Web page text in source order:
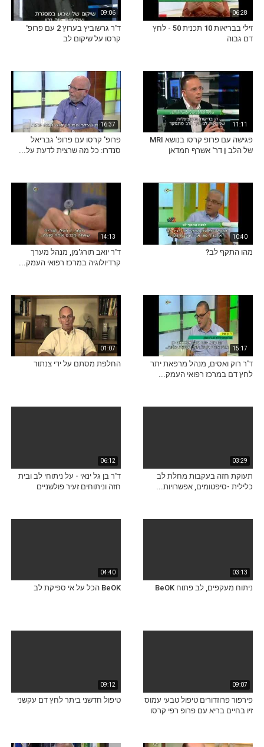
06:28
זילי בבריאות 10 תכנית 50 - לחץ
דם גבוה
09:06
ד'ר גרשוביץ בערוץ 2 עם פרופ'
קרסו על שיקום לב
11:11
פגישה עם פרופ קרסו בנושא MRI
של הלב | דר' אשרף חמדאן
16:37
פרופ' קרסו עם פרופ' גבריאל
סנדרו: כל מה שרצית לדעת על...
10:40
מהו התקף לב?
14:13
ד'ר יואב תורג'מן, מנהל מערך
קרדיולוגיה במרכז רפואי העמק...
15:17
ד'ר רוק ואסים, מנהל מרפאת יתר
לחץ דם במרכז רפואי העמק...
01:07
החלפת מסתם על ידי צנתור
03:29
תעוקת חזה בעקבות מחלת לב
כלילית -סיפטומים, אפשרויות...
06:12
ד'ר בן גל ינאי - על ניתוחי לב ובית
חזה וניתוחים זעיר פולשניים
03:13
ניתוח מעקפים, לב פתוח BeOK
04:40
BeOK הכל על אי ספיקת לב
09:07
פירפור פרוזדורים טיפול טבעי עמוס
זיו בחיים בריא עם פרופ רפי קרסו
09:12
טיפול חדשני ביתר לחץ דם עקשני